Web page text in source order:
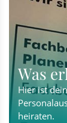
Was
Hier ist
heiraten.